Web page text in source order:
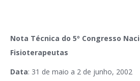
Nota Técnica do 5º Congresso
Fisioterapeutas
Data: 31 de maio a 2 de junho, 2002